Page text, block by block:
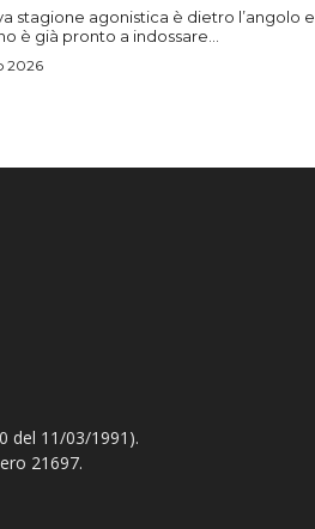
stagione agonistica è dietro l’angolo e
è già pronto a indossare...
2026
del 11/03/1991).
21697.